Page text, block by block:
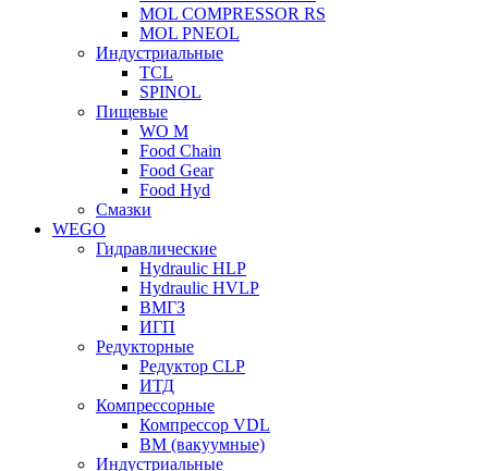
MOL COMPRESSOR RS
MOL PNEOL
Индустриальные
TCL
SPINOL
Пищевые
WO M
Food Chain
Food Gear
Food Hyd
Смазки
WEGO
Гидравлические
Hydraulic HLP
Hydraulic HVLP
ВМГЗ
ИГП
Редукторные
Редуктор CLP
ИТД
Компрессорные
Компрессор VDL
ВМ (вакуумные)
Индустриальные